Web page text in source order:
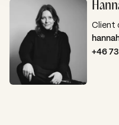
Client
+46